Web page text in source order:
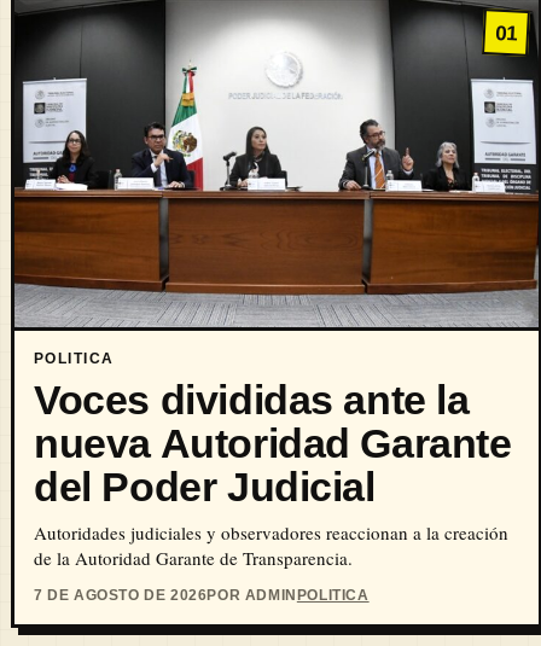
01
POLITICA
Voces divididas ante la
nueva Autoridad Garante
del Poder Judicial
Autoridades judiciales y observadores reaccionan a la creación
de la Autoridad Garante de Transparencia.
7 DE AGOSTO DE 2026POR ADMIN POLITICA